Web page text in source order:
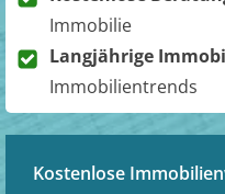
Immobilie
Langjährige
Immobilientrends
Kostenlose